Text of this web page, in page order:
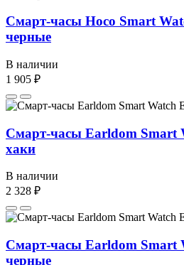
Смарт-часы Hoco Smart
черные
В наличии
1 905 ₽
Смарт-часы Earldom Smart
хаки
В наличии
2 328 ₽
Смарт-часы Earldom Smart
черные